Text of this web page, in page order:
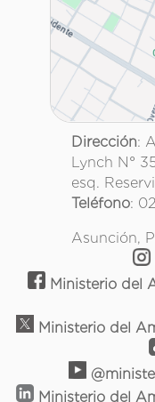
Dirección:
Lynch N°
esq.
Teléfono:
Asunción,
Ministerio del
Ministerio del
Ministerio del